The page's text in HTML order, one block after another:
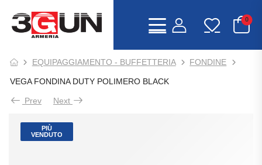
0
EQUIPAGGIAMENTO - BUFFETTERIA FONDINE
VEGA FONDINA DUTY POLIMERO BLACK
Prev Next
PIÙ
VENDUTO